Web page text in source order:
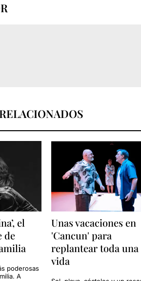
el
de
poderosas
A
Unas vacaciones en
'Cancun' para
replantear toda una
vida